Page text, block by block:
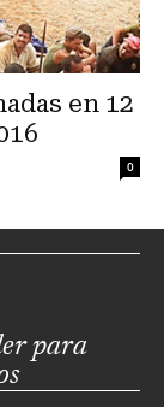
en 12
0
para